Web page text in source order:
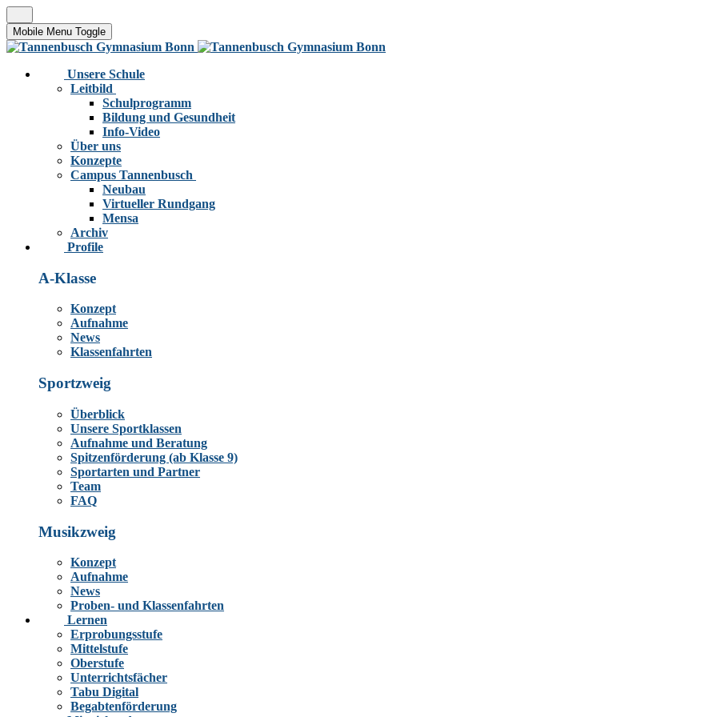
Mobile Menu Toggle
Unsere Schule
Leitbild
Schulprogramm
Bildung und Gesundheit
Info-Video
Über uns
Konzepte
Campus Tannenbusch
Neubau
Virtueller Rundgang
Mensa
Archiv
Profile
A-Klasse
Konzept
Aufnahme
News
Klassenfahrten
Sportzweig
Überblick
Unsere Sportklassen
Aufnahme und Beratung
Spitzenförderung (ab Klasse 9)
Sportarten und Partner
Team
FAQ
Musikzweig
Konzept
Aufnahme
News
Proben- und Klassenfahrten
Lernen
Erprobungsstufe
Mittelstufe
Oberstufe
Unterrichtsfächer
Tabu Digital
Begabtenförderung